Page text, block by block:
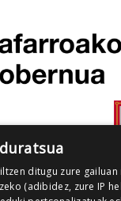
ditugu zure
(adibidez, zure IP